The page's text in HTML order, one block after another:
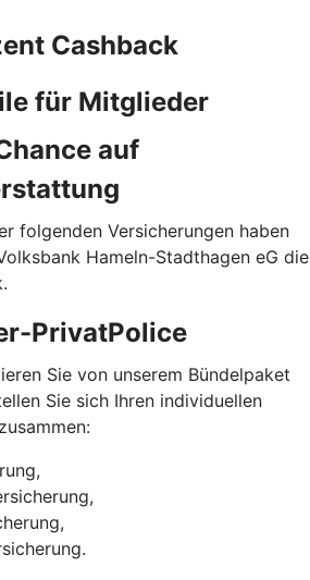
Cashback
für Mitglieder
auf
folgenden Versicherungen haben
Hameln-Stadthagen eG die
PrivatPolice
Sie von unserem Bündelpaket
Sie sich Ihren individuellen